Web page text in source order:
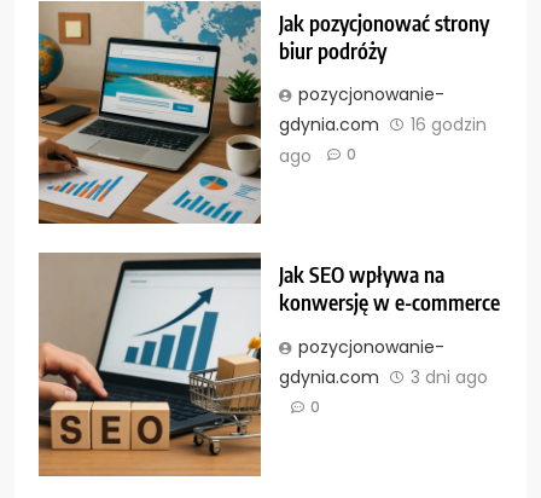
Jak pozycjonować strony
biur podróży
pozycjonowanie-
gdynia.com
16 godzin
ago
0
Jak SEO wpływa na
konwersję w e-commerce
pozycjonowanie-
gdynia.com
3 dni ago
0